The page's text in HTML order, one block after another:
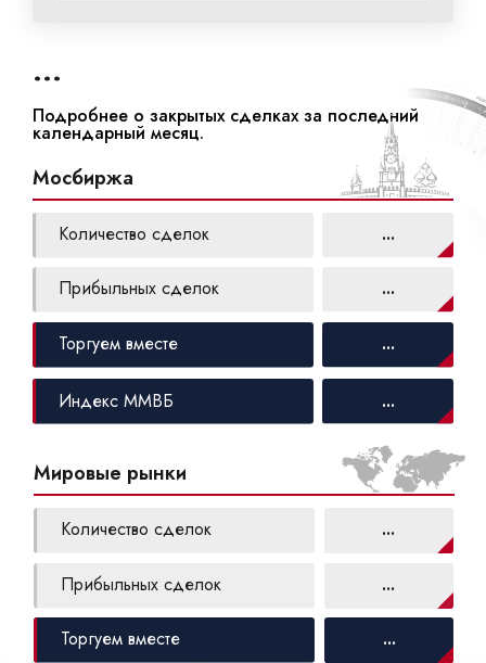
...
Подробнее о закрытых сделках за последний
календарный месяц.
Мосбиржа
Количество сделок
Прибыльных сделок
...
...
Торгуем вместе ...
Индекс ММВБ ...
Мировые рынки
Торгуем вместе ...
Количество сделок ...
Прибыльных сделок ...